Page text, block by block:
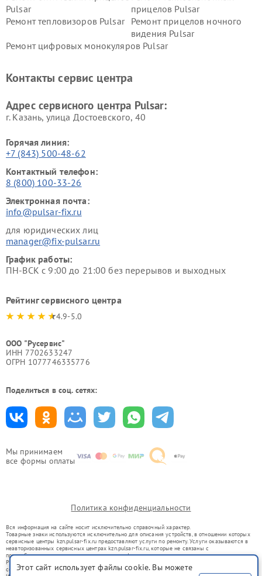
Мы принимаем
все формы оплаты
Pulsar
прицелов Pulsar
Ремонт тепловизоров Pulsar
Ремонт прицелов ночного
видения Pulsar
Ремонт цифровых монокуляров Pulsar
Контакты сервис центра
Адрес сервисного центра Pulsar:
г. Казань, улица Достоевского, 40
Горячая линия:
+7 (843) 500-48-62
Контактный телефон:
8 (800) 100-33-26
Электронная почта:
info@pulsar-fix.ru
для юридических лиц
manager@fix-pulsar.ru
График работы:
ПН-ВСК с 9:00 до 21:00 без перерывов и выходных
Рейтинг сервисного центра
4.9-5.0
ООО "Русервис"
ИНН 7702633247
ОГРН 1077746335776
Поделиться в соц. сетях:
Политика конфиденциальности
Вся информация на сайте носит исключительно справочный характер.
Товарные знаки используются исключительно для описания устройств, в отношении которых
сервисные центры kzn.pulsar-fix.ru предоставляют услуги по ремонту. Услуги оказываются в
неавторизованных сервисных центрах kzn.pulsar-fix.ru, которые не связаны с
правообладателями товарных знаков или их официальными представителями.
Ремонт осуществляется для устройств, уже введенных в гражданский оборот в соответствии
со статьей 1487 ГК РФ.
Этот сайт использует файлы cookie. Вы можете